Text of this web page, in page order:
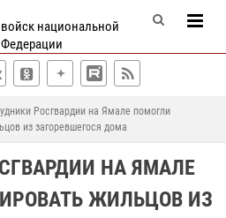
национальной
Росгвардии на Ямале помогли
из загоревшегося дома
НА ЯМАЛЕ
ЖИЛЬЦОВ ИЗ